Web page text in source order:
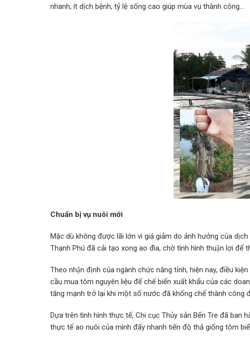
nhanh, ít dịch bệnh, tỷ lệ sống cao giúp mùa vụ thành công…
Chuẩn bị vụ nuôi mới
Mặc dù không được lãi lớn vì giá giảm do ảnh hưởng của
Thạnh Phú đã cải tạo xong ao đìa, chờ tình hình thuận lợi để
Theo nhận định của ngành chức năng tỉnh, hiện nay, điều
cầu mua tôm nguyên liệu để chế biến xuất khẩu của các
tăng mạnh trở lại khi một số nước đã khống chế thành công
Dựa trên tình hình thực tế, Chi cục Thủy sản Bến Tre đã ban
thực tế ao nuôi của mình đẩy nhanh tiến độ thả giống tôm